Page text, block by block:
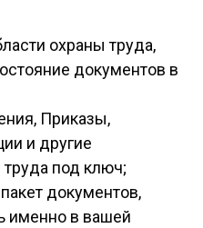
охраны труда,
документов в
Приказы,
и другие
под ключ;
документов,
именно в вашей